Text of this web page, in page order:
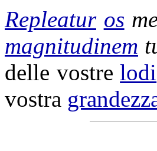
Repleatur os
magnitudinem
delle vostrelodi
vostra